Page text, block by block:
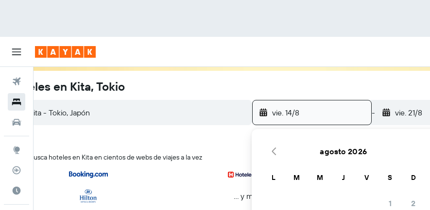
Vuelos
Hoteles en Kita, Tokio
vie. 14/8 - vie. 21/8
KAYAK busca hoteles en Kita en cientos de webs de viajes a la vez
… y más
agosto 2026
L M M J V S D
1 2